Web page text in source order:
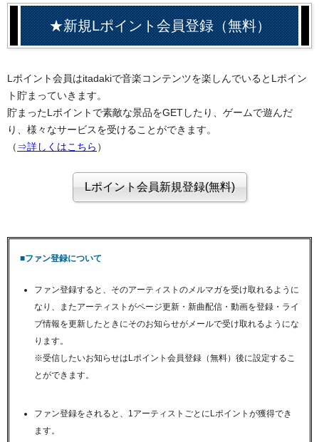
★新規Lポイント会員登録（無料）
Lポイント会員はitadakiで音楽コンテンツを楽しんでいるとLポイン
ト貯まっていきます。
貯まったLポイントで素敵な景品をGETしたり、ゲームで遊んだ
り、様々なサービスを受けることができます。
（ ⇒詳しくはこちら ）
■ファン登録について
ファン登録すると、そのアーティストのメルマガを受け取れるように
なり、またアーティストがページ更新・新曲配信・動画を登録・ライ
ブ情報を更新したときにそのお知らせがメールで受け取れるようにな
ります。
※受信したいお知らせはLポイント会員登録（無料）後に設定するこ
とができます。
ファン登録をされると、1アーティストごとにLポイントが獲得でき
ます。